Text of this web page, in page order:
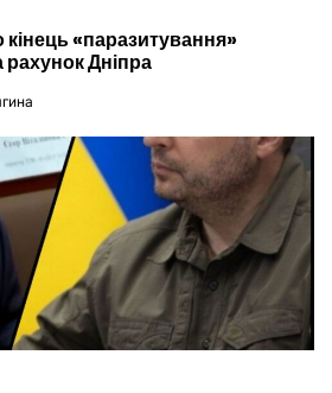
«паразитування»
Дніпра